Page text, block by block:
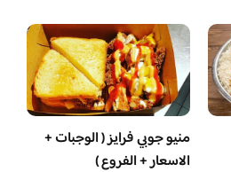
منيو جوبي فرايز ( الوجبات +
الاسعار + الفروع )